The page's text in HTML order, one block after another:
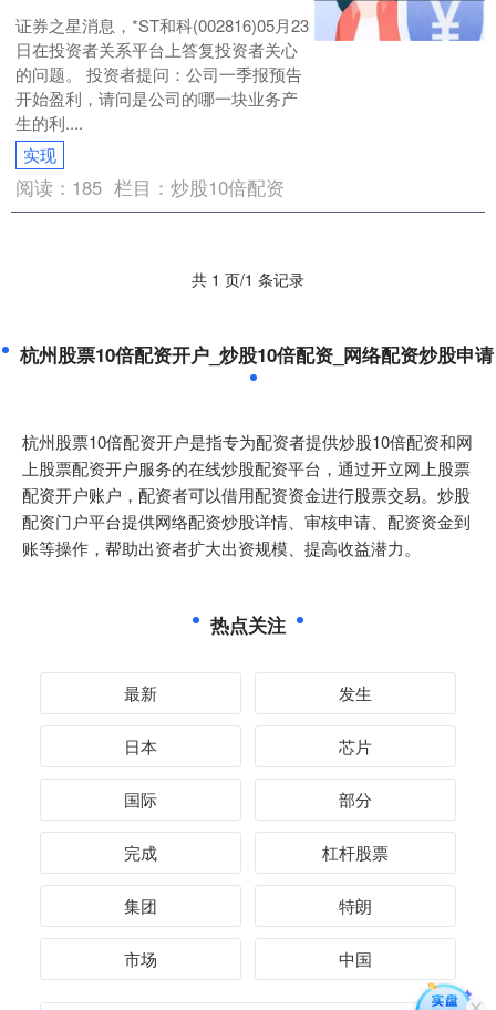
证券之星消息，*ST和科(002816)05月23
日在投资者关系平台上答复投资者关心
的问题。 投资者提问：公司一季报预告
开始盈利，请问是公司的哪一块业务产
生的利....
实现
阅读： 185 栏目：炒股10倍配资
共 1 页/1 条记录
杭州股票10倍配资开户_炒股10倍配资_网络配资炒股申请
杭州股票10倍配资开户是指专为配资者提供炒股10倍配资和网
上股票配资开户服务的在线炒股配资平台，通过开立网上股票
配资开户账户，配资者可以借用配资资金进行股票交易。炒股
配资门户平台提供网络配资炒股详情、审核申请、配资资金到
账等操作，帮助出资者扩大出资规模、提高收益潜力。
热点关注
最新 发生
日本 芯片
国际 部分
完成 杠杆股票
集团 特朗
市场 中国